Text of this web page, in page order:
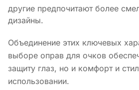
другие предпочитают более
дизайны.
Объединение этих ключевых
выборе оправ для очков
защиту глаз, но и комфорт и
использовании.